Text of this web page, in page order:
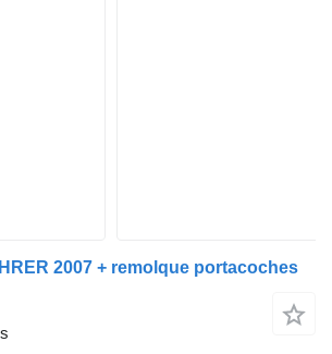
2007 + remolque portacoches